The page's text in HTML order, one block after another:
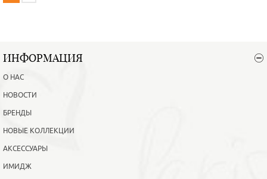
ИНФОРМАЦИЯ
О НАС
НОВОСТИ
БРЕНДЫ
НОВЫЕ КОЛЛЕКЦИИ
АКСЕССУАРЫ
ИМИДЖ